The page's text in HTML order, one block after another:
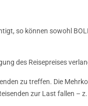
so können sowohl
des Reisepreises
zu treffen. Die
zur Last fallen –